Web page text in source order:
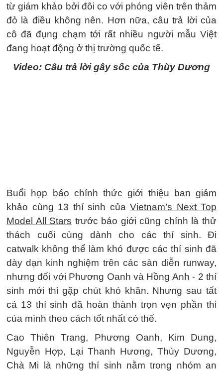
từ giám khảo bởi đôi co với phóng viên trên thảm
đỏ là điều không nên. Hơn nữa, câu trả lời của
cô đã đụng chạm tới rất nhiều người mẫu Việt
đang hoạt động ở thị trường quốc tế.
Video: Câu trả lời gây sốc của Thùy Dương
Buổi họp báo chính thức giới thiệu ban giám
khảo cùng 13 thí sinh của Vietnam’s Next Top
Model All Stars trước báo giới cũng chính là thử
thách cuối cùng dành cho các thí sinh. Đi
catwalk không thể làm khó được các thí sinh đã
dày dạn kinh nghiệm trên các sàn diễn runway,
nhưng đối với Phương Oanh và Hồng Anh - 2 thí
sinh mới thì gặp chút khó khăn. Nhưng sau tất
cả 13 thí sinh đã hoàn thành trọn vẹn phần thi
của mình theo cách tốt nhất có thể.
Cao Thiên Trang, Phương Oanh, Kim Dung,
Nguyễn Hợp, Lại Thanh Hương, Thùy Dương,
Chà Mi là những thí sinh nằm trong nhóm an